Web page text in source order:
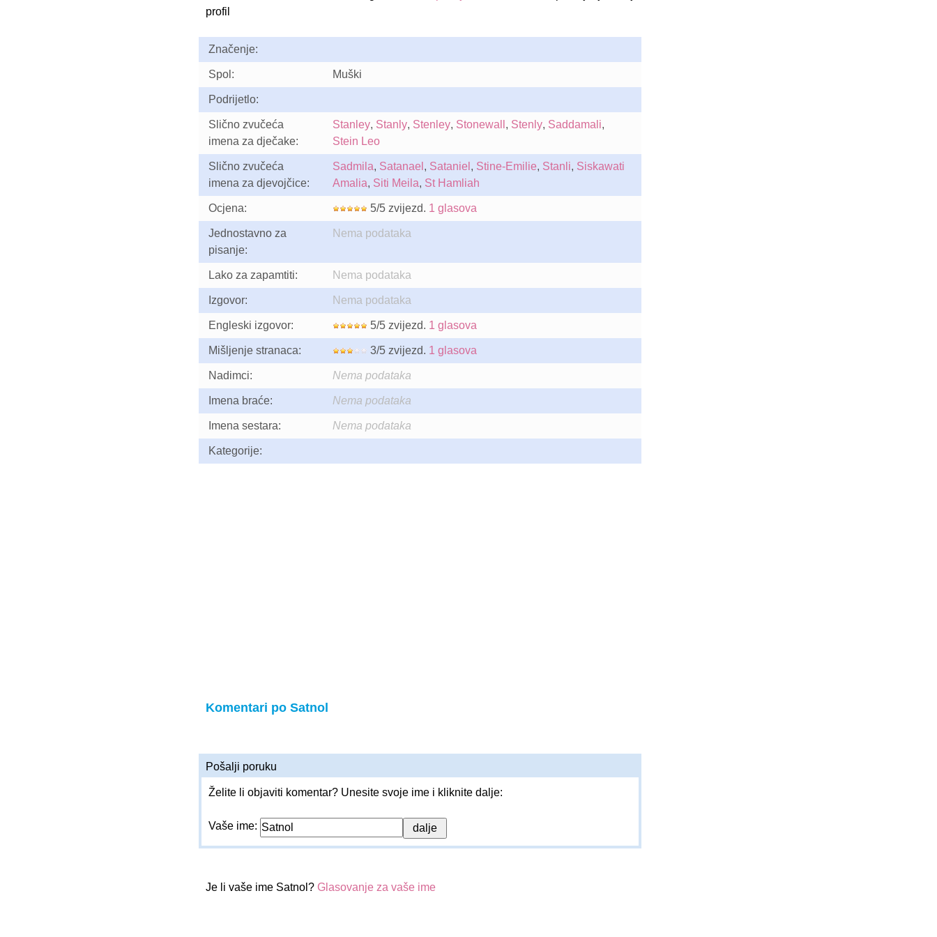
profil
Značenje:
Spol: Muški
Podrijetlo:
Slično zvučeća
imena za dječake:
Stanley, Stanly, Stenley, Stonewall , Stenly, Saddamali,
Stein Leo
Slično zvučeća
imena za djevojčice:
Sadmila, Satanael , Sataniel , Stine-Emilie, Stanli, Siskawati
Amalia, Siti Meila, St Hamliah
Ocjena: 5/5 zvijezd. 1 glasova
Jednostavno za
pisanje:
Nema podataka
Lako za zapamtiti: Nema podataka
Izgovor: Nema podataka
Engleski izgovor: 5/5 zvijezd. 1 glasova
Mišljenje stranaca: 3/5 zvijezd. 1 glasova
Nadimci: Nema podataka
Imena braće: Nema podataka
Imena sestara: Nema podataka
Kategorije:
Komentari po Satnol
Pošalji poruku
Želite li objaviti komentar? Unesite svoje ime i kliknite dalje:
Vaše ime:
Je li vaše ime Satnol? Glasovanje za vaše ime